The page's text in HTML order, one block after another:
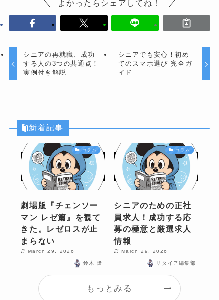
よかったらシェアしてね！
シニアの再就職、成功
する人の3つの共通点！
実例付き解説
シニアでも安心！初め
てのスマホ選び 完全ガ
イド
新着記事
コラム
劇場版『チェンソー
マン レゼ篇』を観て
きた。レゼロスが止
まらない
March 29, 2026
鈴木 隆
コラム
シニアのための正社
員求人！成功する応
募の極意と厳選求人
情報
March 29, 2026
リタイア編集部
もっとみる